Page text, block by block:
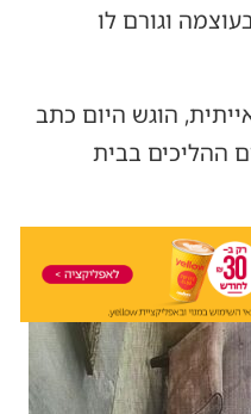
וגורם לו
הוגש היום כתב
ההליכים בבית